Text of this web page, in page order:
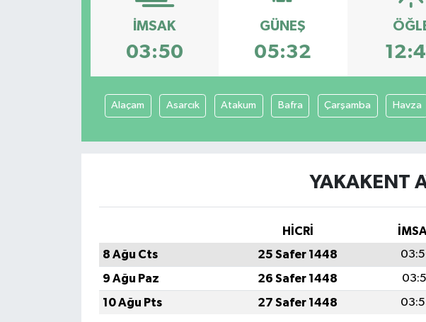
İMSAK
03:50
GÜNEŞ
05:32
Alaçam Asarcık Atakum Bafra Çarşamba Havza
YAKAKENT
HİCRİ
8 Ağu Cts
25 Safer 1448
9 Ağu Paz
26 Safer 1448
10 Ağu Pts
27 Safer 1448